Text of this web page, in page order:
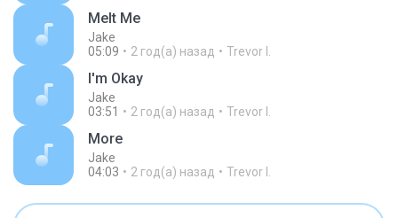
Melt Me
Jake
05:09
2 год(а) назад Trevor I.
I'm Okay
Jake
03:51
2 год(а) назад Trevor I.
More
Jake
04:03
2 год(а) назад Trevor I.